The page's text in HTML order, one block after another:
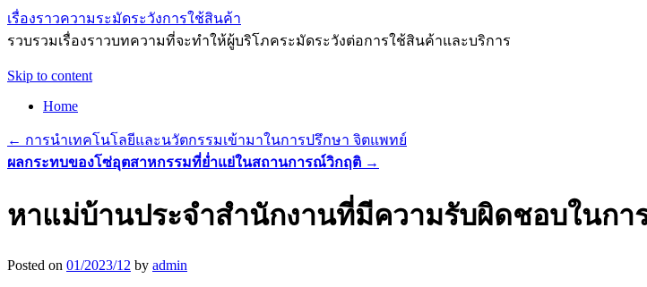
เรื่องราวความระมัดระวังการใช้สินค้า
รวบรวมเรื่องราวบทความที่จะทำให้ผู้บริโภคระมัดระวังต่อการใช้สินค้าและบริการ
Skip to content
Home
← การนำเทคโนโลยีและนวัตกรรมเข้ามาในการปรึกษา จิตแพทย์
ผลกระทบของโซ่อุตสาหกรรมที่ย่ำแย่ในสถานการณ์วิกฤติ →
หาแม่บ้านประจำสำนักงานที่มีความรับผิดชอบในกา
Posted on 01/2023/12 by admin